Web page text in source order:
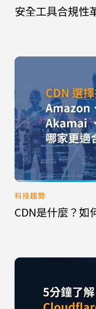
安全工具合規性
科技趨勢
CDN是什麼？如